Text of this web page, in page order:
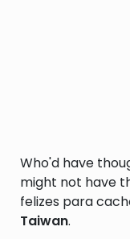
Who'd have
might not have
felizes para
Taiwan.